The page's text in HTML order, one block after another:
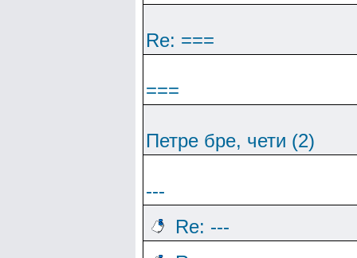
Re: ===
===
Петре бре, чети (2)
---
Re: ---